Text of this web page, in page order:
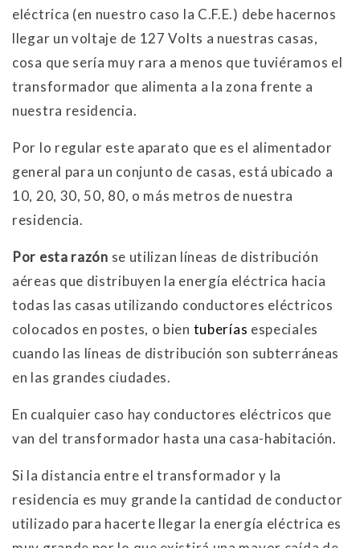
eléctrica (en nuestro caso la C.F.E.) debe hacernos
llegar un voltaje de 127 Volts a nuestras casas,
cosa que sería muy rara a menos que tuviéramos el
transformador que alimenta a la zona frente a
nuestra residencia.
Por lo regular este aparato que es el alimentador
general para un conjunto de casas, está ubicado a
10, 20, 30, 50, 80, o más metros de nuestra
residencia.
Por esta razón se utilizan líneas de distribución
aéreas que distribuyen la energía eléctrica hacia
todas las casas utilizando conductores eléctricos
colocados en postes, o bien tuberías especiales
cuando las líneas de distribución son subterráneas
en las grandes ciudades.
En cualquier caso hay conductores eléctricos que
van del transformador hasta una casa-habitación.
Si la distancia entre el transformador y la
residencia es muy grande la cantidad de conductor
utilizado para hacerte llegar la energía eléctrica es